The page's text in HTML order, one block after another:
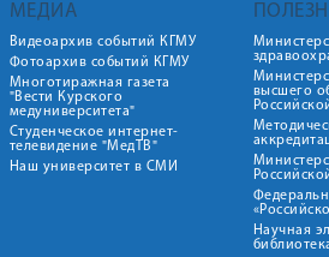
МЕДИА
Видеоархив событий КГМУ
Фотоархив событий КГМУ
Многотиражная газета
"Вести Курского
медуниверситета"
Студенческое интернет-
телевидение "МедТВ"
Наш университет в СМИ
высшего
Научная